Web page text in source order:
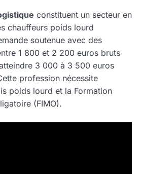
constituent un secteur en
chauffeurs poids lourd
soutenue avec des
1 800 et 2 200 euros bruts
3 000 à 3 500 euros
profession nécessite
poids lourd et la Formation
(FIMO).